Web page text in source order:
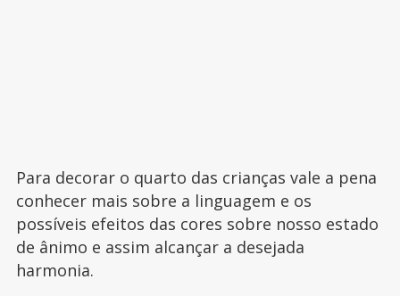
Para decorar o quarto das crianças vale a pena
conhecer mais sobre a linguagem e os
possíveis efeitos das cores sobre nosso estado
de ânimo e assim alcançar a desejada
harmonia.